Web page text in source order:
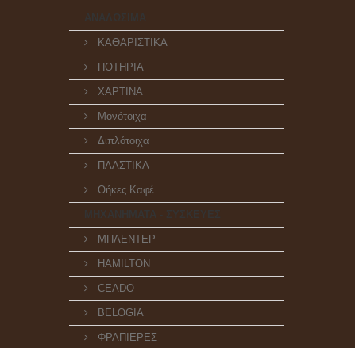
ΑΝΑΛΩΣΙΜΑ
ΚΑΘΑΡΙΣΤΙΚΑ
ΠΟΤΗΡΙΑ
ΧΑΡΤΙΝΑ
Μονότοιχα
Διπλότοιχα
ΠΛΑΣΤΙΚΑ
Θήκες Καφέ
ΜΗΧΑΝΗΜΑΤΑ - ΣΥΣΚΕΥΕΣ
ΜΠΛΕΝΤΕΡ
HAMILTON
CEADO
BELOGIA
ΦΡΑΠΙΕΡΕΣ